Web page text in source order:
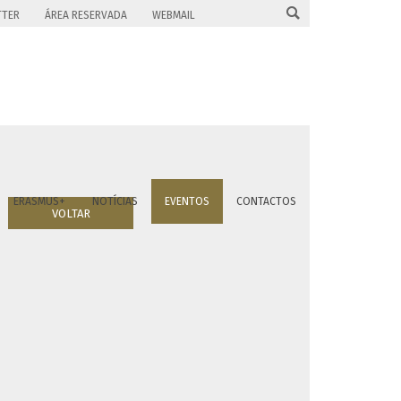
ÁREA RESERVADA WEBMAIL 
ERASMUS+ NOTÍCIAS EVENTOS CONTACTOS
VOLTAR